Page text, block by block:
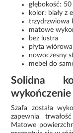
głębokość: 50
kolor: biały z
trzydrzwiowa
matowe
bez lustra
płyta
nowoczesny
mebel do
Solidna
wykończenie
Szafa została
zapewnia
Matowe